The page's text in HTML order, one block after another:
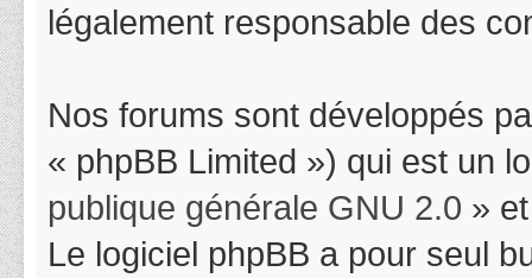
légalement responsable des
Nos forums sont développés
« phpBB Limited ») qui est un
publique générale GNU 2.0 »
Le logiciel phpBB a pour seul